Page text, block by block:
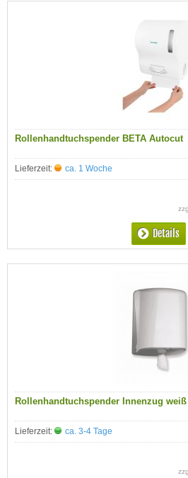
Rollenhandtuchspender BETA Autocut
Lieferzeit: ca. 1 Woche
Details
Rollenhandtuchspender Innenzug weiß
Lieferzeit: ca. 3-4 Tage